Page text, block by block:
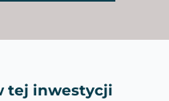
tej inwestycji